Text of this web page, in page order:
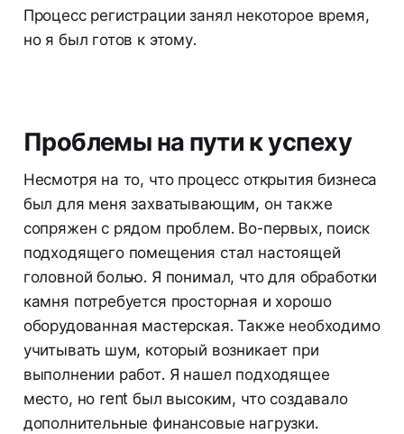
Процесс регистрации занял некоторое время,
но я был готов к этому.
Проблемы на пути к успеху
Несмотря на то, что процесс открытия бизнеса
был для меня захватывающим, он также
сопряжен с рядом проблем. Во-первых, поиск
подходящего помещения стал настоящей
головной болью. Я понимал, что для обработки
камня потребуется просторная и хорошо
оборудованная мастерская. Также необходимо
учитывать шум, который возникает при
выполнении работ. Я нашел подходящее
место, но rent был высоким, что создавало
дополнительные финансовые нагрузки.